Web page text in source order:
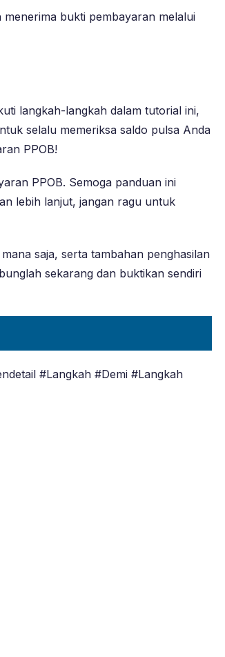
bukti pembayaran melalui
langkah-langkah dalam tutorial ini,
selalu memeriksa saldo pulsa Anda
PPOB!
PPOB. Semoga panduan ini
lebih lanjut, jangan ragu untuk
saja, serta tambahan penghasilan
sekarang dan buktikan sendiri
#Langkah #Demi #Langkah